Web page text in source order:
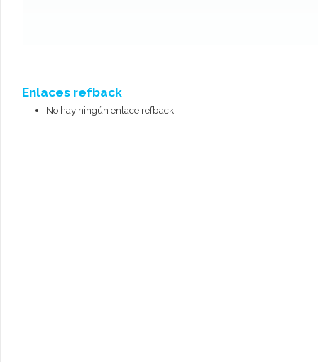
Enlaces refback
No hay ningún enlace refback.